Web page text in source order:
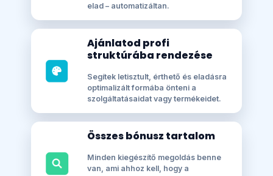
elad – automatizáltan.
Ajánlatod profi
struktúrába rendezése
Segítek letisztult, érthető és eladásra
optimalizált formába önteni a
szolgáltatásaidat vagy termékeidet.
Összes bónusz tartalom
Minden kiegészítő megoldás benne
van, ami ahhoz kell, hogy a